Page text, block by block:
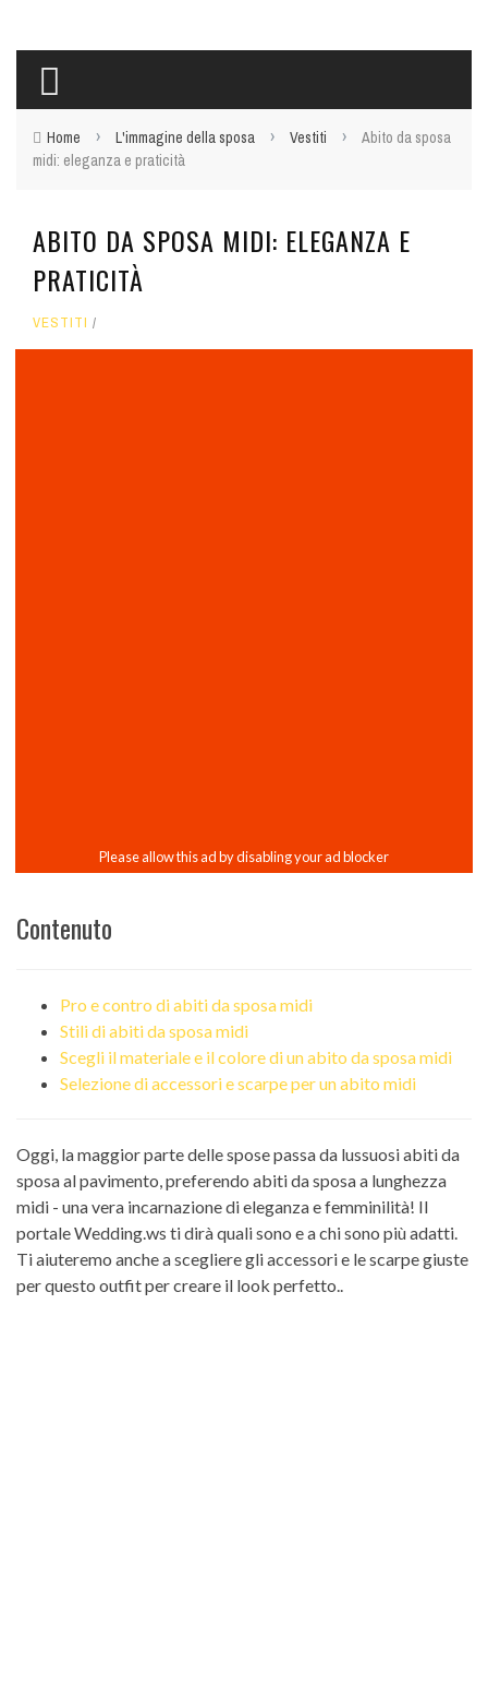
Home › L'immagine della sposa › Vestiti ›
Abito da sposa
midi: eleganza e praticità
ABITO DA SPOSA MIDI: ELEGANZA E
PRATICITÀ
VESTITI
Contenuto
Pro e contro di abiti da sposa midi
Stili di abiti da sposa midi
Scegli il materiale e il colore di un abito da sposa midi
Selezione di accessori e scarpe per un abito midi
Oggi, la maggior parte delle spose passa da lussuosi abiti da
sposa al pavimento, preferendo abiti da sposa a lunghezza
midi - una vera incarnazione di eleganza e femminilità! Il
portale Wedding.ws ti dirà quali sono e a chi sono più adatti.
Ti aiuteremo anche a scegliere gli accessori e le scarpe giuste
per questo outfit per creare il look perfetto..